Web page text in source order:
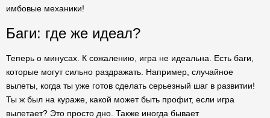
имбовые механики!
Баги: где же идеал?
Теперь о минусах. К сожалению, игра не идеальна. Есть баги,
которые могут сильно раздражать. Например, случайное
вылеты, когда ты уже готов сделать серьезный шаг в развитии!
Ты ж был на кураже, какой может быть профит, если игра
вылетает? Это просто дно. Также иногда бывает